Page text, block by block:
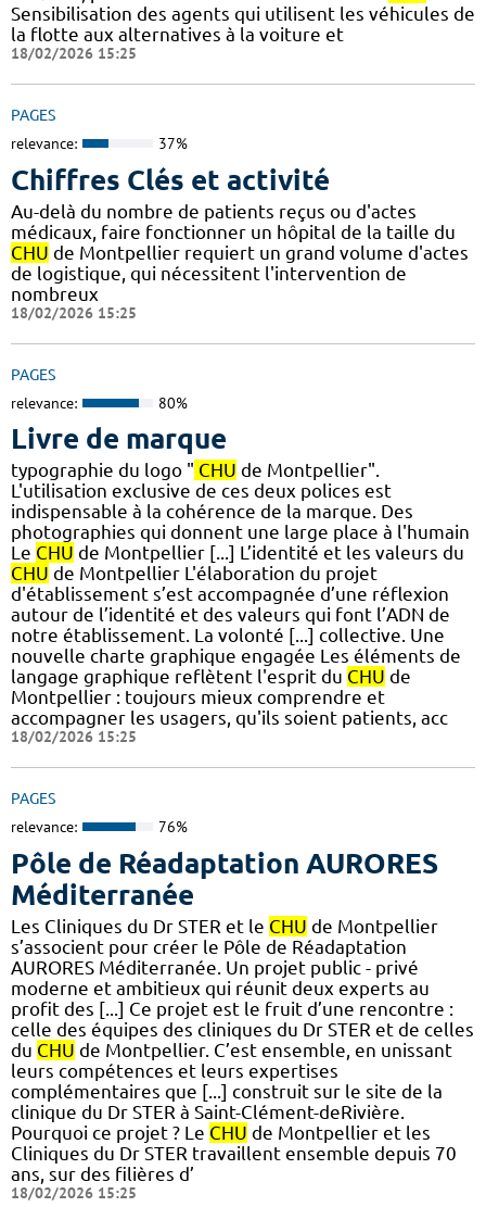
Sensibilisation des agents qui utilisent les véhicules de
la flotte aux alternatives à la voiture et
18/02/2026 15:25
PAGES
relevance: 37%
Chiffres Clés et activité
Au-delà du nombre de patients reçus ou d'actes
médicaux, faire fonctionner un hôpital de la taille du
CHU de Montpellier requiert un grand volume d'actes
de logistique, qui nécessitent l'intervention de
nombreux
18/02/2026 15:25
PAGES
relevance: 80%
Livre de marque
typographie du logo " CHU de Montpellier".
L'utilisation exclusive de ces deux polices est
indispensable à la cohérence de la marque. Des
photographies qui donnent une large place à l'humain
Le CHU de Montpellier [...] L’identité et les valeurs du
CHU de Montpellier L'élaboration du projet
d'établissement s’est accompagnée d’une réflexion
autour de l’identité et des valeurs qui font l’ADN de
notre établissement. La volonté [...] collective.​ Une
nouvelle charte graphique engagée Les éléments de
langage graphique reflètent l'esprit du CHU de
Montpellier : toujours mieux comprendre et
accompagner les usagers, qu'ils soient patients, acc
18/02/2026 15:25
PAGES
relevance: 76%
Pôle de Réadaptation AURORES
Méditerranée
Les Cliniques du Dr STER et le CHU de Montpellier
s’associent pour créer le Pôle de Réadaptation
AURORES Méditerranée. Un projet public - privé
moderne et ambitieux qui réunit deux experts au
profit des [...] Ce projet est le fruit d’une rencontre :
celle des équipes des cliniques du Dr STER et de celles
du CHU de Montpellier. C’est ensemble, en unissant
leurs compétences et leurs expertises
complémentaires que [...] construit sur le site de la
clinique du Dr STER à Saint-Clément-deRivière.
Pourquoi ce projet ? Le CHU de Montpellier et les
Cliniques du Dr STER travaillent ensemble depuis 70
ans, sur des filières d’
18/02/2026 15:25